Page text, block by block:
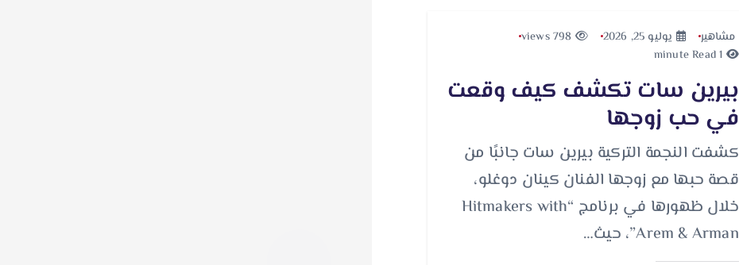
مشاهير يوليو 25, 2026
بيرين سات تكشف كيف وقعت
في حب زوجها
كشفت النجمة التركية بيرين سات جانبًا من
قصة حبها مع زوجها الفنان كينان دوغلو،
خلال ظهورها في برنامج “Hitmakers with
Arem & Arman”، حيث…